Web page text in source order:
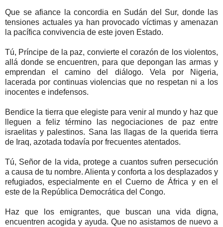
Que se afiance la concordia en Sudán del Sur, donde las
tensiones actuales ya han provocado víctimas y amenazan
la pacífica convivencia de este joven Estado.
Tú, Príncipe de la paz, convierte el corazón de los violentos,
allá donde se encuentren, para que depongan las armas y
emprendan el camino del diálogo. Vela por Nigeria,
lacerada por continuas violencias que no respetan ni a los
inocentes e indefensos.
Bendice la tierra que elegiste para venir al mundo y haz que
lleguen a feliz término las negociaciones de paz entre
israelitas y palestinos. Sana las llagas de la querida tierra
de Iraq, azotada todavía por frecuentes atentados.
Tú, Señor de la vida, protege a cuantos sufren persecución
a causa de tu nombre. Alienta y conforta a los desplazados y
refugiados, especialmente en el Cuerno de África y en el
este de la República Democrática del Congo.
Haz que los emigrantes, que buscan una vida digna,
encuentren acogida y ayuda. Que no asistamos de nuevo a